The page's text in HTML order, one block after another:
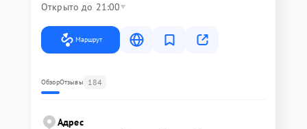
Открыто до 21:00
Маршрут
ОбзорОтзывы 184
Адрес